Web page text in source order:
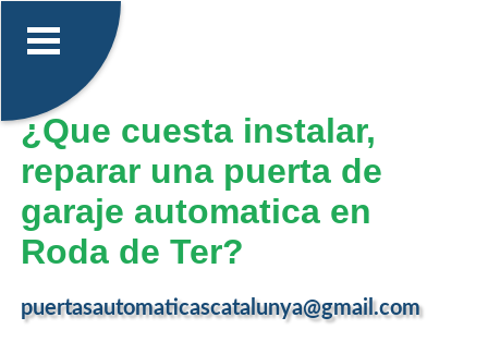
¿Que cuesta instalar,
reparar una puerta de
garaje automatica en
Roda de Ter?
puertasautomaticascatalunya@gmail.com